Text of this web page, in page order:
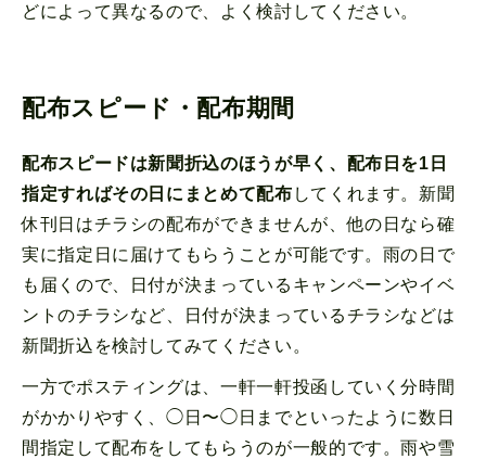
どによって異なるので、よく検討してください。
配布スピード・配布期間
配布スピードは新聞折込のほうが早く、配布日を1日
指定すればその日にまとめて配布 してくれます。新聞
休刊日はチラシの配布ができませんが、他の日なら確
実に指定日に届けてもらうことが可能です。雨の日で
も届くので、日付が決まっているキャンペーンやイベ
ントのチラシなど、日付が決まっているチラシなどは
新聞折込を検討してみてください。
一方でポスティングは、一軒一軒投函していく分時間
がかかりやすく、◯日〜◯日までといったように数日
間指定して配布をしてもらうのが一般的です。雨や雪